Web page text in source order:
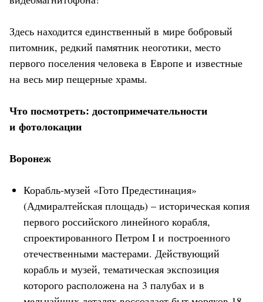
Здесь находится единственный в мире бобровый
питомник, редкий памятник неоготики, место
первого поселения человека в Европе и известные
на весь мир пещерные храмы.
Что посмотреть: достопримечательности
и фотолокации
Воронеж
Корабль-музей «Гото Предестинация»
(Адмиралтейская площадь) – историческая копия
первого российского линейного корабля,
спроектированного Петром I и построенного
отечественными мастерами. Действующий
корабль и музей, тематическая экспозиция
которого расположена на 3 палубах и в